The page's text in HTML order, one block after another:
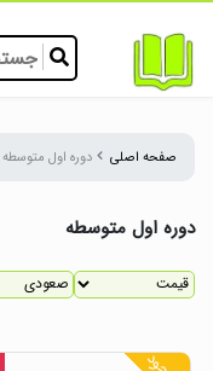
صفحه اصلی دوره اول متوسطه
دوره اول متوسطه